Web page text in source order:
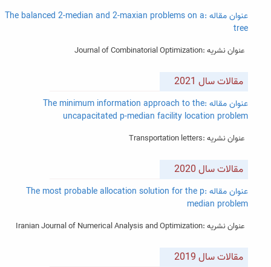
عنوان مقاله :The balanced 2-median and 2-maxian problems on a
tree
عنوان نشریه :Journal of Combinatorial Optimization
مقالات سال 2021
عنوان مقاله :The minimum information approach to the
uncapacitated p-median facility location problem
عنوان نشریه :Transportation letters
مقالات سال 2020
عنوان مقاله :The most probable allocation solution for the p
median problem
عنوان نشریه :Iranian Journal of Numerical Analysis and Optimization
مقالات سال 2019